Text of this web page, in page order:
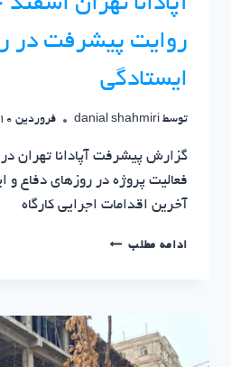
روایت پیشرفت در
ایستادگی
توسط danial shahmiri فروردین 10, 1405
فعالیت پروژه در روزهای دفاع و
آخرین اقدامات اجرایی کارگاه
ادامه مطلبآپادانا
روایت
پیشرفت